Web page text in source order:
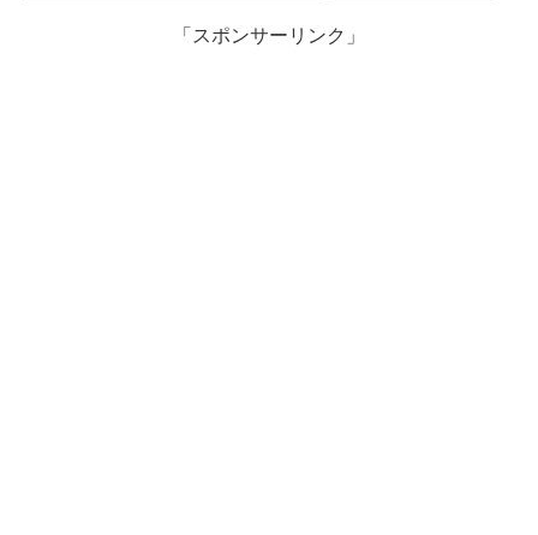
「スポンサーリンク」